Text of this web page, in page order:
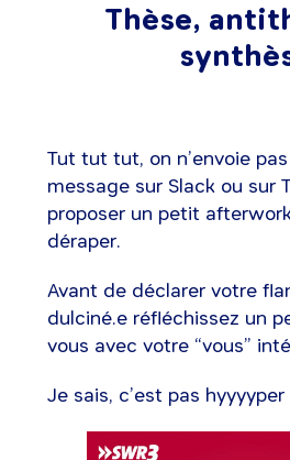
Thèse,
Tut tut tut, on n’envoie
message sur Slack ou sur
proposer un petit
déraper.
Avant de déclarer votre
dulciné.e réfléchissez un
vous avec votre “vous”
Je sais, c’est pas